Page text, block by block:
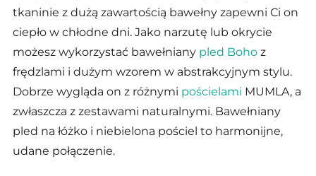
tkaninie z dużą zawartością bawełny zapewni Ci on
ciepło w chłodne dni. Jako narzutę lub okrycie
możesz wykorzystać bawełniany pled Boho z
frędzlami i dużym wzorem w abstrakcyjnym stylu.
Dobrze wygląda on z różnymi pościelami MUMLA, a
zwłaszcza z zestawami naturalnymi. Bawełniany
pled na łóżko i niebielona pościel to harmonijne,
udane połączenie.